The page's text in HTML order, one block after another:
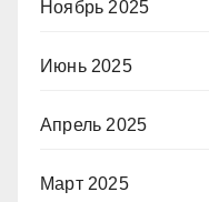
Ноябрь 2025
Июнь 2025
Апрель 2025
Март 2025